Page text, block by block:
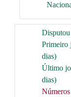
Disputou
Primeiro
dias)
Último
dias)